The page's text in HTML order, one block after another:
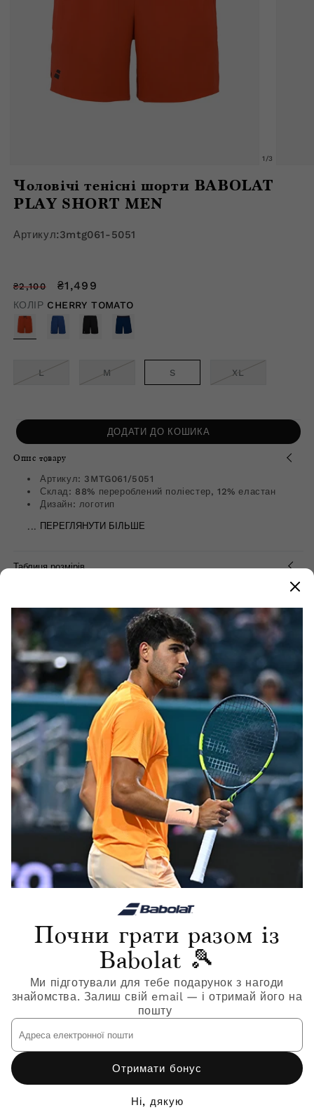
медіафайл
в
модальному
1 /з3
Чоловічі тенісні шорти BABOLAT
PLAY SHORT MEN
Артикул:3mtg061-5051
Звичайна
ціна
₴2,100
Ціна
зі
знижкою
₴1,499
КОЛІР CHERRY TOMATO
L M S XL
ДОДАТИ ДО КОШИКА
Опис товару
Артикул: 3MTG061/5051
Склад: 88% перероблений поліестер, 12% еластан
Дизайн: логотип
... ПЕРЕГЛЯНУТИ БІЛЬШЕ
Таблиця розмірів
Популярне зараз
Раніше Переглянуті
Продавець:
Чоловічі тенісні шорти
₴1,499
Почни грати разом із
Babolat 🎾
Ми підготували для тебе подарунок з нагоди
знайомства. Залиш свій email — і отримай його на
пошту
Адреса
електронної
пошти
Отримати бонус
Ні, дякую